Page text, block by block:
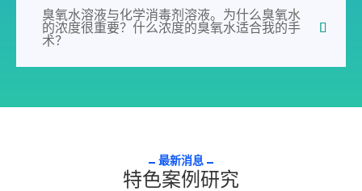
臭氧水溶液与化学消毒剂溶液。为什么臭氧水
的浓度很重要？什么浓度的臭氧水适合我的手
术？
最新消息
特色案例研究